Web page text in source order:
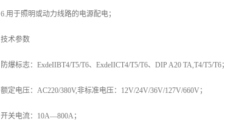
6.用于照明或动力线路的电源配电；
技术参数
防爆标志：ExdeIIBT4/T5/T6、ExdeIICT4/T5/T6、DIP A20 TA,T4/T5/T6；
额定电压：AC220/380V,非标准电压：12V/24V/36V/127V/660V；
开关电流：10A—800A；